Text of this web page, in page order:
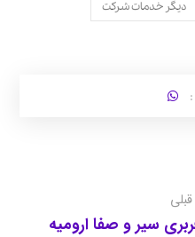
دیگر خدمات شرکت
سیر و صفا ارومیه